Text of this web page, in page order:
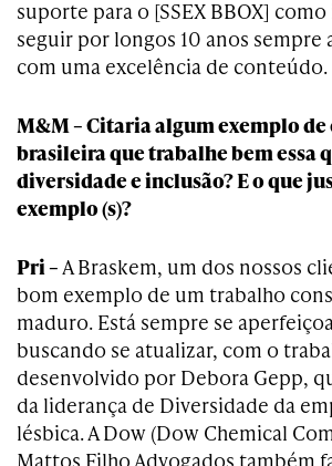
suporte para o [SSEX BBOX]
seguir por longos 10 anos sempre
com uma excelência de conteúdo.
M&M – Citaria algum exemplo de
brasileira que trabalhe bem essa
diversidade e inclusão? E o que
exemplo (s)?
Pri –A Braskem, um dos nossos
bom exemplo de um trabalho
maduro. Está sempre se
buscando se atualizar, com o
desenvolvido por Debora Gepp,
da liderança de Diversidade da
lésbica. A Dow (Dow Chemical
Mattos Filho Advogados também